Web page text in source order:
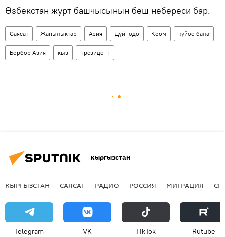
Өзбекстан журт башчысынын беш небереси бар.
Саясат Жаңылыктар Азия Дүйнөдө Коом күйөө бала
Борбор Азия кыз президент
Кыргызстан
КЫРГЫЗСТАН САЯСАТ РАДИО РОССИЯ МИГРАЦИЯ
Telegram VK ТikТоk Rutube